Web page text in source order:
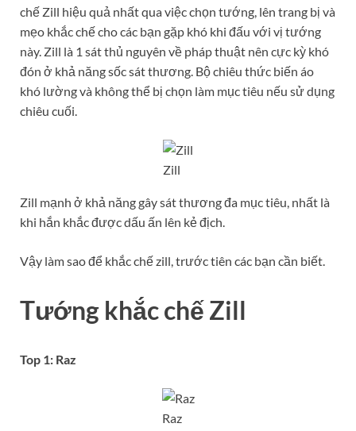
chế Zill hiệu quả nhất qua việc chọn tướng, lên trang bị và
mẹo khắc chế cho các bạn gặp khó khi đấu với vị tướng
này. Zill là 1 sát thủ nguyên về pháp thuật nên cực kỳ khó
đón ở khả năng sốc sát thương. Bộ chiêu thức biến áo
khó lường và không thể bị chọn làm mục tiêu nếu sử dụng
chiêu cuối.
Zill
Zill mạnh ở khả năng gây sát thương đa mục tiêu, nhất là
khi hắn khắc được dấu ấn lên kẻ địch.
Vậy làm sao để khắc chế zill, trước tiên các bạn cần biết.
Tướng khắc chế Zill
Top 1: Raz
Raz